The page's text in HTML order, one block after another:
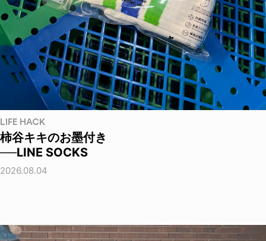
LIFE HACK
柿谷キキのお墨付き
──LINE SOCKS
2026.08.04